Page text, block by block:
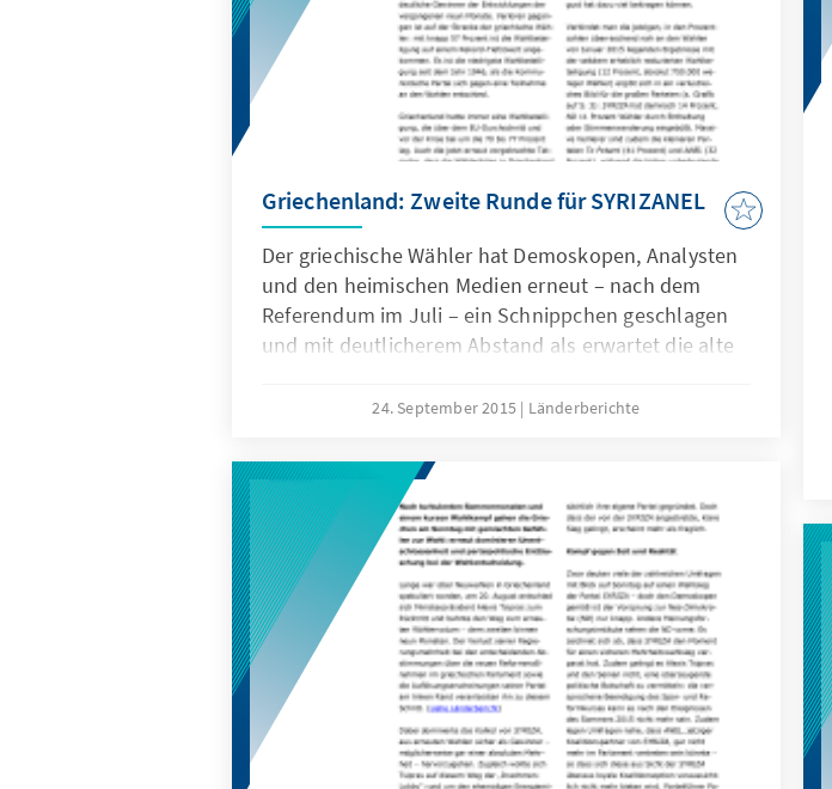
Griechenland: Zweite Runde für SYRIZANEL
Der griechische Wähler hat Demoskopen, Analysten
und den heimischen Medien erneut – nach dem
Referendum im Juli – ein Schnippchen geschlagen
und mit deutlicherem Abstand als erwartet die alte
24. September 2015 Länderberichte